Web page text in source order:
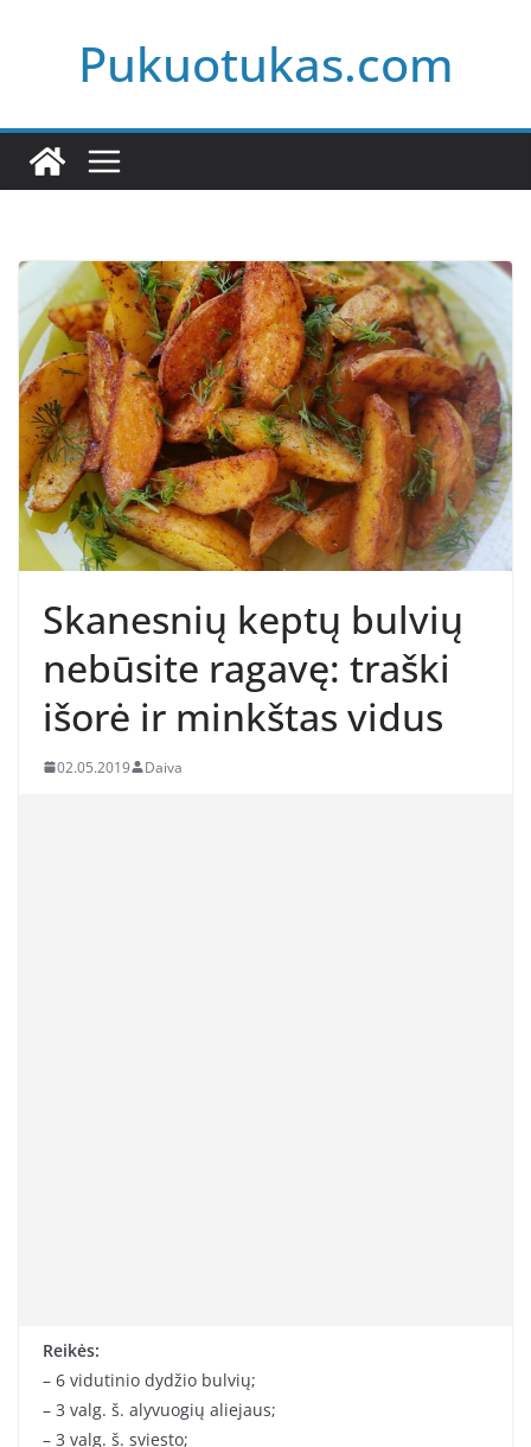
Pukuotukas.com
Skanesnių keptų bulvių
nebūsite ragavę: traški
išorė ir minkštas vidus
02.05.2019 Daiva
Reikės:
– 6 vidutinio dydžio bulvių;
– 3 valg. š. alyvuogių aliejaus;
– 3 valg. š. sviesto;